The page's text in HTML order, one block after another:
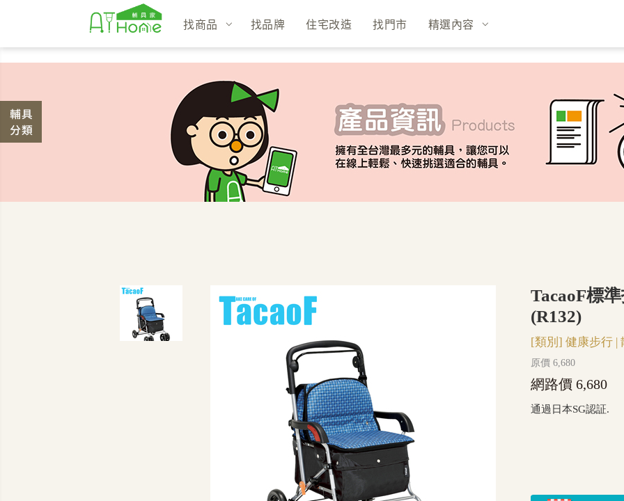
找商品 找品牌 住宅改造 找門市 精選內容
TacaoF標
(R132)
[類別] 健康步行 |
原價 6,680
網路價 6,680
通過日本SG認証.